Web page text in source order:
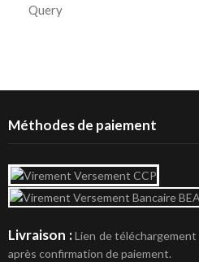
Query
Méthodes de paiement
Livraison :Lien de téléchargement
après confirmation de paiement.